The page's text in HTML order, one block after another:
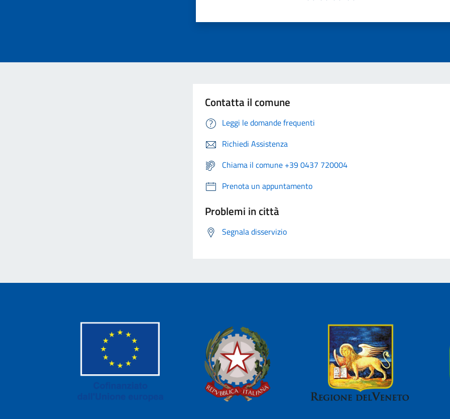
Contatta il comune
Leggi le domande frequenti
Richiedi Assistenza
Chiama il comune +39 0437 720004
Prenota un appuntamento
Problemi in città
Segnala disservizio